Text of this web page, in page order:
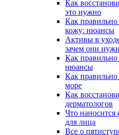
Как
это нужно
Как
кожу: нюансы
Активы в
зачем они
Как
нюансы
Как правильно
море
Как
дерматологов
Что наносится
для лица
Все о